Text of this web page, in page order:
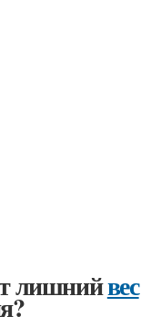
лишнийвес